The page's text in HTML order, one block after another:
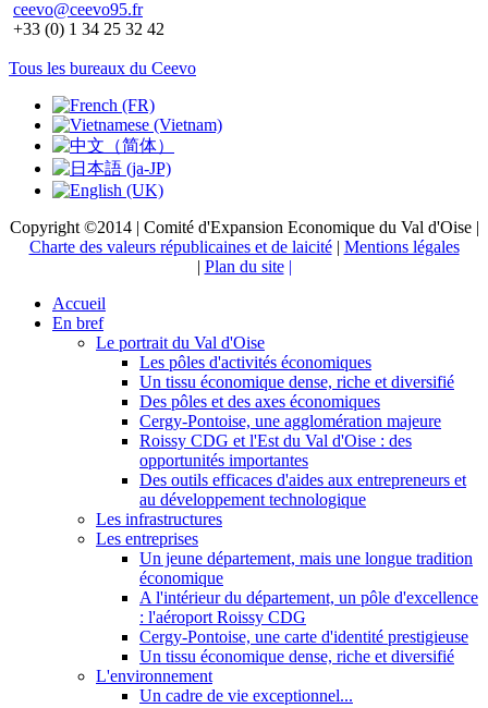
ceevo@ceevo95.fr
+33 (0) 1 34 25 32 42
Tous les bureaux du Ceevo
Copyright ©2014 | Comité d'Expansion Economique du Val d'Oise |
Charte des valeurs républicaines et de laicité| Mentions légales
| Plan du site |
Accueil
En bref
Le portrait du Val d'Oise
Les pôles d'activités économiques
Un tissu économique dense, riche et diversifié
Des pôles et des axes économiques
Cergy-Pontoise, une agglomération majeure
Roissy CDG et l'Est du Val d'Oise : des
opportunités importantes
Des outils efficaces d'aides aux entrepreneurs et
au développement technologique
Les infrastructures
Les entreprises
Un jeune département, mais une longue tradition
économique
A l'intérieur du département, un pôle d'excellence
: l'aéroport Roissy CDG
Cergy-Pontoise, une carte d'identité prestigieuse
Un tissu économique dense, riche et diversifié
L'environnement
Un cadre de vie exceptionnel...